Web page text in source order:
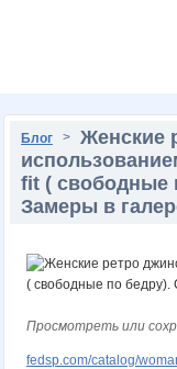
Блог > Женские
fit ( свободные
Замеры в
Просмотреть или
fedsp.com/catalog/